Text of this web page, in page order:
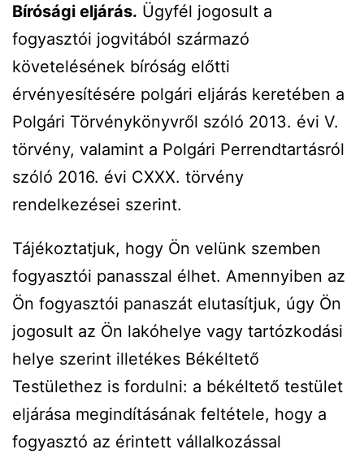
Bírósági eljárás. Ügyfél jogosult a
fogyasztói jogvitából származó
követelésének bíróság előtti
érvényesítésére polgári eljárás keretében a
Polgári Törvénykönyvről szóló 2013. évi V.
törvény, valamint a Polgári Perrendtartásról
szóló 2016. évi CXXX. törvény
rendelkezései szerint.
Tájékoztatjuk, hogy Ön velünk szemben
fogyasztói panasszal élhet. Amennyiben az
Ön fogyasztói panaszát elutasítjuk, úgy Ön
jogosult az Ön lakóhelye vagy tartózkodási
helye szerint illetékes Békéltető
Testülethez is fordulni: a békéltető testület
eljárása megindításának feltétele, hogy a
fogyasztó az érintett vállalkozással